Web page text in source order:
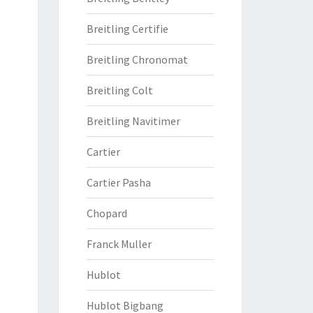
Breitling Certifie
Breitling Chronomat
Breitling Colt
Breitling Navitimer
Cartier
Cartier Pasha
Chopard
Franck Muller
Hublot
Hublot Bigbang